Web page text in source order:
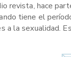
revista, hace
tiene el
la sexualidad.